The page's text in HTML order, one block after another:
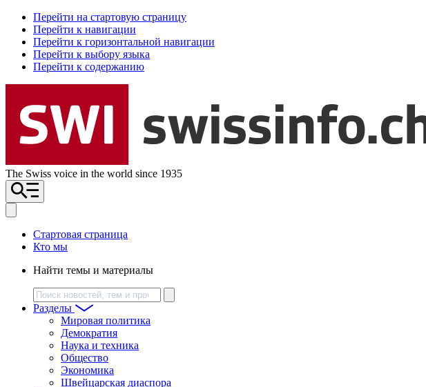
Перейти на стартовую страницу
Перейти к навигации
Перейти к горизонтальной навигации
Перейти к выбору языка
Перейти к содержанию
The Swiss voice in the world since 1935
Стартовая страница
Кто мы
Найти темы и материалы
Поиск
Разделы
Мировая политика
Демократия
Наука и техника
Общество
Экономика
Швейцарская диаспора